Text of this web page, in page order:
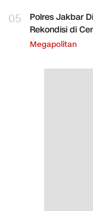
05
Polres Jakbar
Rekondisi di
Megapolitan